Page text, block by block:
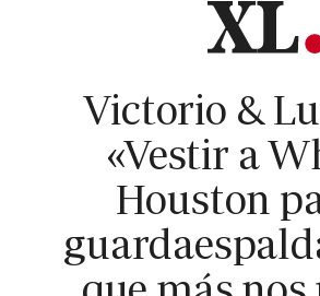
Victorio &
«Vestir a
Houston